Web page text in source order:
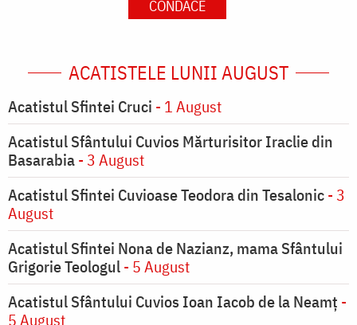
CONDACE
ACATISTELE LUNII AUGUST
Acatistul Sfintei Cruci - 1 August
Acatistul Sfântului Cuvios Mărturisitor Iraclie din
Basarabia- 3 August
Acatistul Sfintei Cuvioase Teodora din Tesalonic- 3
August
Acatistul Sfintei Nona de Nazianz, mama Sfântului
Grigorie Teologul- 5 August
Acatistul Sfântului Cuvios Ioan Iacob de la Neamț -
5 August